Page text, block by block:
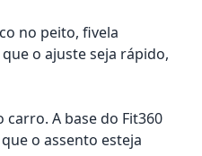
no peito, fivela
o ajuste seja rápido,
A base do Fit360
o assento esteja